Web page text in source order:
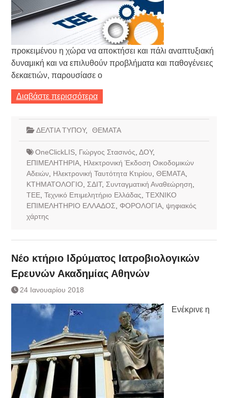
προκειμένου η χώρα να αποκτήσει και πάλι αναπτυξιακή
δυναμική και να επιλυθούν προβλήματα και παθογένειες
δεκαετιών, παρουσίασε ο
Διαβάστε περισσότερα
ΔΕΛΤΙΑ ΤΥΠΟΥ, ΘΕΜΑΤΑ
OneClickLIS, Γιώργος Στασινός ΔΟΥ,
ΕΠΙΜΕΛΗΤΗΡΙΑ, Ηλεκτρονική Έκδοση Οικοδομικών
Αδειών, Ηλεκτρονική Ταυτότητα Κτιρίου ΘΕΜΑΤΑ,
ΚΤΗΜΑΤΟΛΟΓΙΟ
ΣΔΙΤ, Συνταγματική Αναθεώρηση
ΤΕΕ, Τεχνικό Επιμελητήριο Ελλάδας ΤΕΧΝΙΚΟ
ΕΠΙΜΕΛΗΤΗΡΙΟ ΕΛΛΑΔΟΣ
ΦΟΡΟΛΟΓΙΑ, ψηφιακός
χάρτης
Νέο κτήριο Ιδρύματος Ιατροβιολογικών
Ερευνών Ακαδημίας Αθηνών
24 Ιανουαρίου 2018
Ενέκρινε η